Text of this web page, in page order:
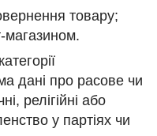
товару;
магазином.
дані про расове чи
релігійні або
у партіях чи